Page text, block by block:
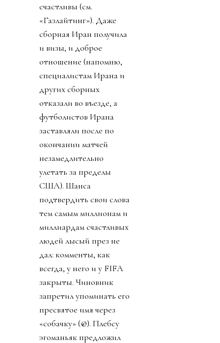
счастливы (см.
«Газлайтинг»). Даже
сборная Иран получила
и визы, и доброе
отношение (напомню,
специалистам Ирана и
других сборных
отказали во въезде, а
футболистов Ирана
заставляли после по
окончании матчей
незамедлительно
улетать за пределы
США). Шанса
подтвердить свои слова
тем самым миллионам и
миллиардам счастливых
людей лысый през не
дал: комменты, как
всегда, у него и у FIFA
закрыты. Чиновник
запретил упоминать его
пресвятое имя через
«собачку» (@). Плебсу
эгоманьяк предложил